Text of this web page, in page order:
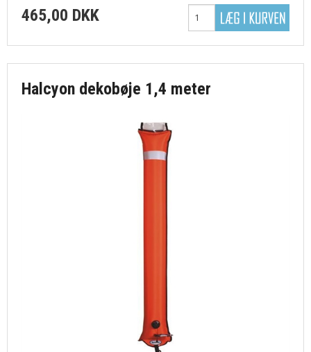
465,00 DKK
Halcyon dekobøje 1,4 meter